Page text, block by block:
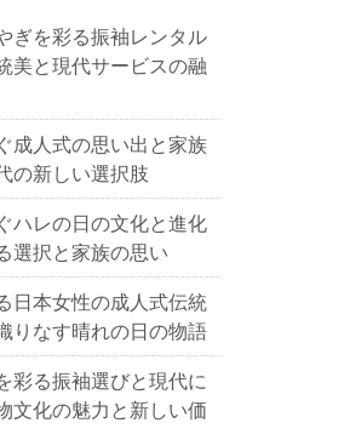
ぎを彩る振袖レンタル
美と現代サービスの融
成人式の思い出と家族
の新しい選択肢
ハレの日の文化と進化
選択と家族の思い
日本女性の成人式伝統
りなす晴れの日の物語
彩る振袖選びと現代に
文化の魅力と新しい価